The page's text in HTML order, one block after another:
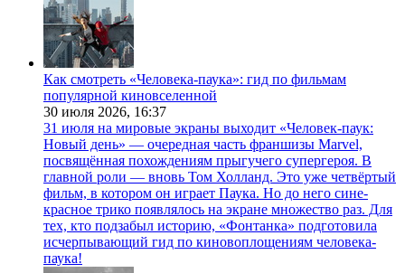
Как смотреть «Человека-паука»: гид по фильмам
популярной киновселенной
30 июля 2026, 16:37
31 июля на мировые экраны выходит «Человек-паук:
Новый день» — очередная часть франшизы Marvel,
посвящённая похождениям прыгучего супергероя. В
главной роли — вновь Том Холланд. Это уже четвёртый
фильм, в котором он играет Паука. Но до него сине-
красное трико появлялось на экране множество раз. Для
тех, кто подзабыл историю, «Фонтанка» подготовила
исчерпывающий гид по киновоплощениям человека-
паука!